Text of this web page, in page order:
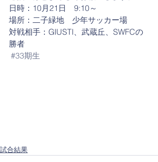
日時：10月21日　9:10～
場所：二子緑地　少年サッカー場
対戦相手：GIUSTI、武蔵丘、SWFCの
勝者
#33期生
試合結果